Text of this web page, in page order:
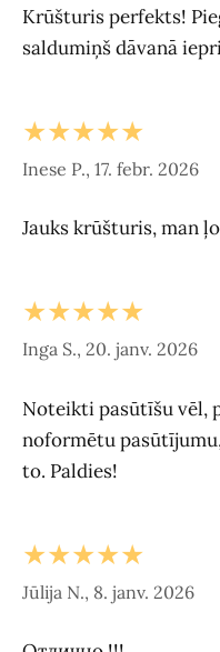
Krūšturis perfekts!
saldumiņš dāvanā
★★★★★
Inese P., 17. febr. 2026
Jauks krūšturis, man
★★★★★
Inga S., 20. janv. 2026
Noteikti pasūtīšu vēl,
noformētu
to. Paldies!
★★★★★
Jūlija N., 8. janv. 2026